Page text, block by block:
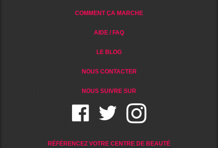
COMMENT ÇA MARCHE
AIDE / FAQ
LE BLOG
NOUS CONTACTER
NOUS SUIVRE SUR
RÉFÉRENCEZ VOTRE CENTRE DE BEAUTÉ